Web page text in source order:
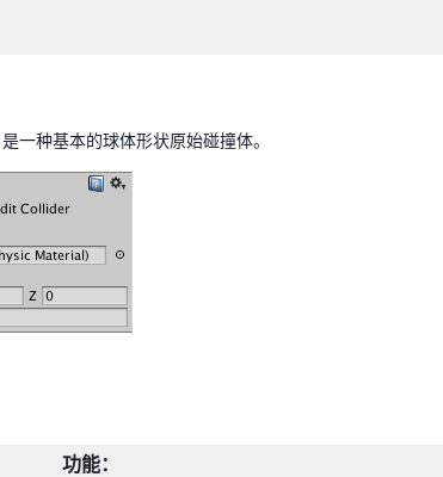
是一种基本的球体形状原始碰撞体。
功能：